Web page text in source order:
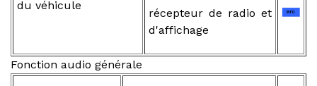
du véhicule
récepteur de radio et
d'affichage
Fonction audio générale